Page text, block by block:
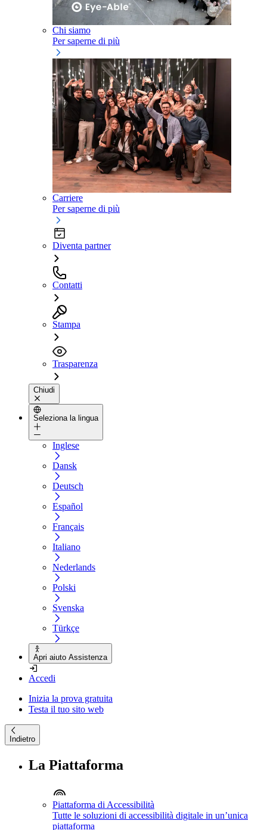
Chi siamo
Per saperne di più
Carriere
Per saperne di più
Diventa partner
Contatti
Stampa
Trasparenza
Chiudi
Seleziona la lingua
Inglese
Dansk
Deutsch
Español
Français
Italiano
Nederlands
Polski
Svenska
Türkçe
Apri aiuto Assistenza
Accedi
Inizia la prova gratuita
Testa il tuo sito web
Indietro
La Piattaforma
Piattaforma di Accessibilità
Tutte le soluzioni di accessibilità digitale in un’unica
piattaforma